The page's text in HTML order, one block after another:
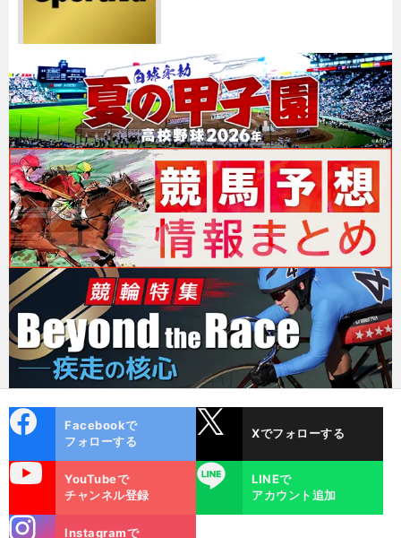
ok
Facebookで
フォローする
Xでフォローする
YouTubeで
チャンネル登録
LINE
LINEで
アカウント追加
Instagramで